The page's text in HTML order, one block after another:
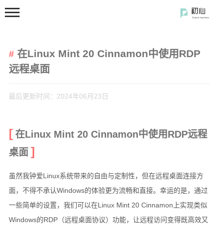
在Linux Mint 20 Cinnamon中使用RDP
远程桌面
最后更新时间：2024年06月23日
在Linux Mint 20 Cinnamon中使用RDP远程
桌面
虽然我钟爱Linux系统带来的自由与定制性，但在远程桌面连接方
面，不得不承认Windows的体验更为流畅和直接。幸运的是，通过
一些简单的设置，我们可以在Linux Mint 20 Cinnamon上实现类似
Windows的RDP（远程桌面协议）功能，让远程访问变得既高效又
分类
软件使用
开源软件